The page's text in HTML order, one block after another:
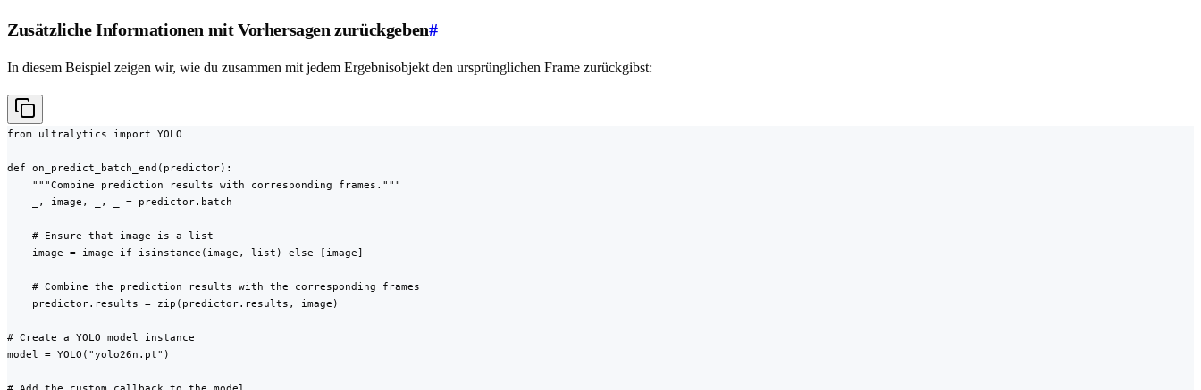
Zusätzliche Informationen mit Vorhersagen zurückgeben#
In diesem Beispiel zeigen wir, wie du zusammen mit jedem Ergebnisobjekt den ursprünglichen Frame zurückgibst:
from ultralytics import YOLO
def on_predict_batch_end(predictor):
    """Combine prediction results with corresponding frames."""
    _, image, _, _ = predictor.batch
    # Ensure that image is a list
    image = image if isinstance(image, list) else [image]
    # Combine the prediction results with the corresponding frames
    predictor.results = zip(predictor.results, image)
# Create a YOLO model instance
model = YOLO("yolo26n.pt")